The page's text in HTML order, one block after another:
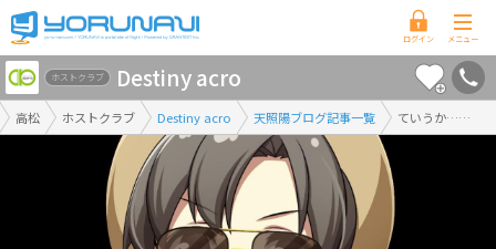
香
川
県
版
高松 ホストクラブ Destiny acro 天照陽ブログ記事一覧 ていうか……
ホストクラブ Destiny acro